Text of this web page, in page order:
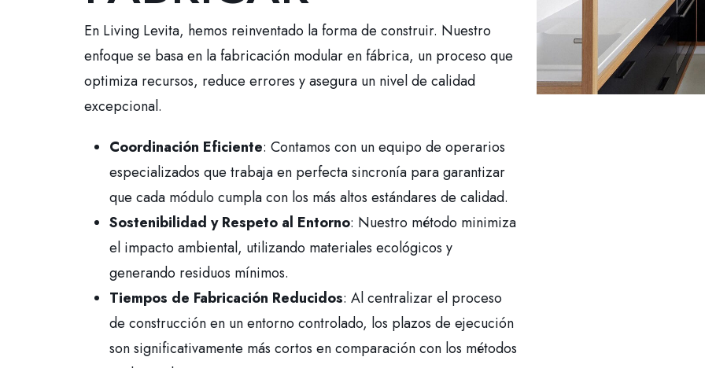
En Living Levita, hemos reinventado la forma de construir. Nuestro
enfoque se basa en la fabricación modular en fábrica, un proceso que
optimiza recursos, reduce errores y asegura un nivel de calidad
excepcional.
Coordinación Eficiente: Contamos con un equipo de operarios
especializados que trabaja en perfecta sincronía para garantizar
que cada módulo cumpla con los más altos estándares de calidad.
Sostenibilidad y Respeto al Entorno: Nuestro método minimiza
el impacto ambiental, utilizando materiales ecológicos y
generando residuos mínimos.
Tiempos de Fabricación Reducidos: Al centralizar el proceso
de construcción en un entorno controlado, los plazos de ejecución
son significativamente más cortos en comparación con los métodos